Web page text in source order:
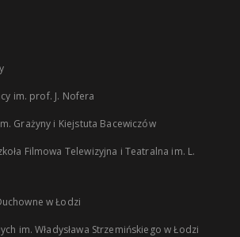
im. prof. J. Nofera
Grażyny i Kiejstuta Bacewiczów
Filmowa Telewizyjna i Teatralna im. L.
w Łodzi
im. Władysława Strzemińskiego w Łodzi